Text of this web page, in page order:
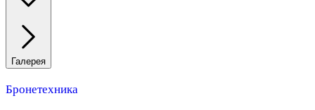
Галерея
Бронетехника